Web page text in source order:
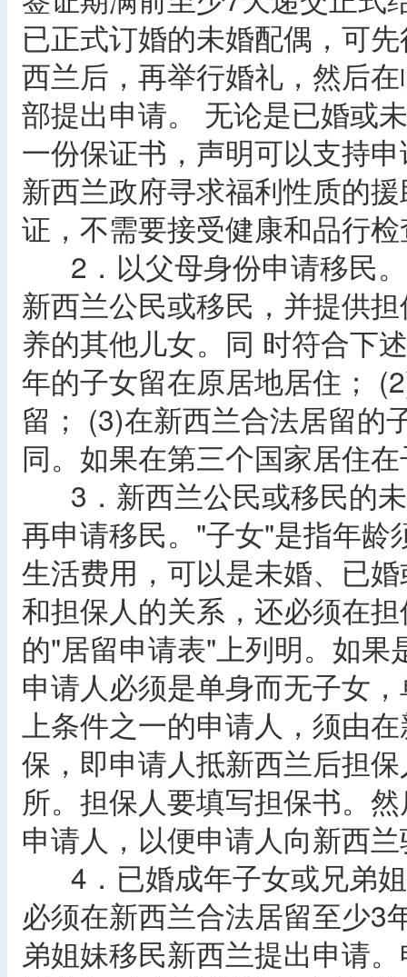
已正式订婚的未婚配偶，可
西兰后，再举行婚礼，然后
部提出申请。 无论是已婚或
一份保证书，声明可以支持
新西兰政府寻求福利性质的
证，不需要接受健康和品行
2．以父母身份申请移民
新西兰公民或移民，并提供
养的其他儿女。同 时符合下
年的子女留在原居地居住；
留； (3)在新西兰合法居留的
同。如果在第三个国家居住
3．新西兰公民或移民的
再申请移民。"子女"是指年
生活费用，可以是未婚、已
和担保人的关系，还必须在
的"居留申请表"上列明。如
申请人必须是单身而无子女
上条件之一的申请人，须由
保，即申请人抵新西兰后担
所。担保人要填写担保书。
申请人，以便申请人向新西
4．已婚成年子女或兄弟
必须在新西兰合法居留至少3
弟姐妹移民新西兰提出申请